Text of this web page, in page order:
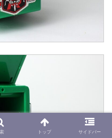
トップ サイドバー